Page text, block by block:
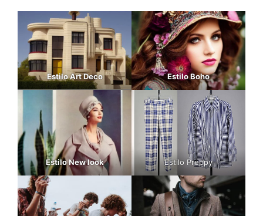
Estilo Art Deco Estilo Boho
Estilo New look Estilo Preppy